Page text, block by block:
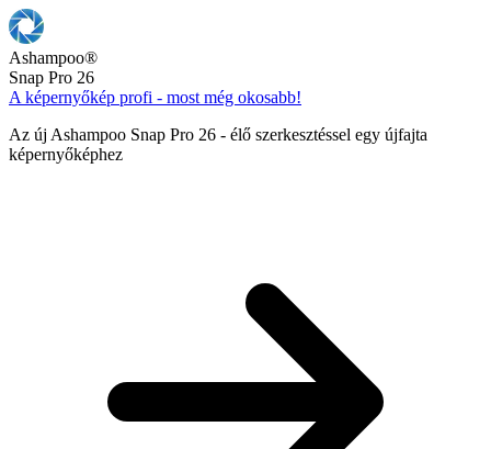
Ashampoo®
Snap Pro 26
A képernyőkép profi - most még okosabb!
Az új Ashampoo Snap Pro 26 - élő szerkesztéssel egy újfajta
képernyőképhez